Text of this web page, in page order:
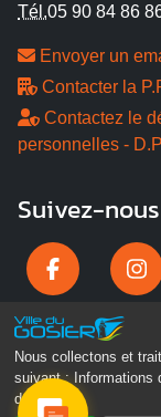
Nous collectons et
suivant :
des pages .
Tél.05 90 84 86
Envoyer un
Contacter la
Contactez le
personnelles -
Suivez-nous